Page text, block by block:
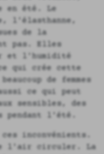
en été. Le
l'élasthanne,
de la
pas. Elles
et l'humidité
qui crée cette
de femmes
ce qui peut
sensibles, des
pendant l'été.
inconvénients.
l'air circuler. La